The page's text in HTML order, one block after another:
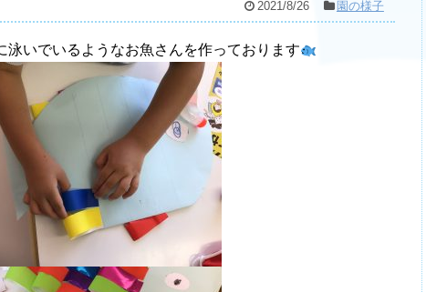
2021/8/26 園の様子
いでいるようなお魚さんを作っております